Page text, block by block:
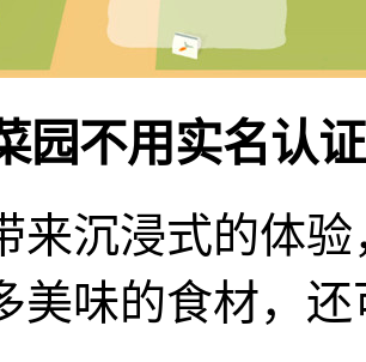
园不用实名认
来沉浸式的体
美味的食材，